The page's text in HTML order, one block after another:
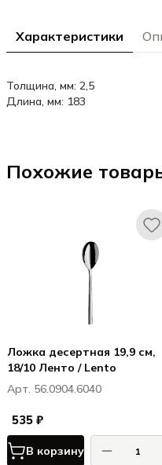
Характеристики
Толщина, мм: 2,5
Длина, мм: 183
Похожие
Ложка десертная 19,9 см,
18/10 Ленто / Lento
Арт. 56.0904.6040
535 ₽
В корзину